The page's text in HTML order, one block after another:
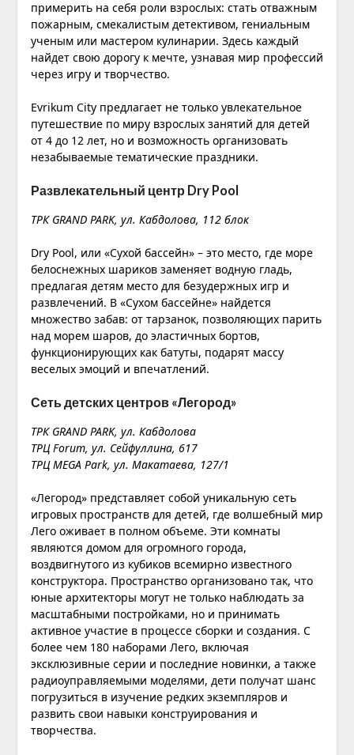
примерить на себя роли взрослых: стать отважным
пожарным, смекалистым детективом, гениальным
ученым или мастером кулинарии. Здесь каждый
найдет свою дорогу к мечте, узнавая мир профессий
через игру и творчество.
Evrikum City предлагает не только увлекательное
путешествие по миру взрослых занятий для детей
от 4 до 12 лет, но и возможность организовать
незабываемые тематические праздники.
Развлекательный центр Dry Pool
ТРК GRAND PARK, ул. ​Кабдолова, 1​12 блок
Dry Pool, или «Сухой бассейн» – это место, где море
белоснежных шариков заменяет водную гладь,
предлагая детям место для безудержных игр и
развлечений. В «Сухом бассейне» найдется
множество забав: от тарзанок, позволяющих парить
над морем шаров, до эластичных бортов,
функционирующих как батуты, подарят массу
веселых эмоций и впечатлений.
Сеть детских центров «Легород»
ТРК GRAND PARK, ул. ​Кабдолова
ТРЦ Forum, ул. Сейфуллина, 617
ТРЦ MEGA Park, ул. Макатаева, 127/1
«Легород» представляет собой уникальную сеть
игровых пространств для детей, где волшебный мир
Лего оживает в полном объеме. Эти комнаты
являются домом для огромного города,
воздвигнутого из кубиков всемирно известного
конструктора. Пространство организовано так, что
юные архитекторы могут не только наблюдать за
масштабными постройками, но и принимать
активное участие в процессе сборки и создания. С
более чем 180 наборами Лего, включая
эксклюзивные серии и последние новинки, а также
радиоуправляемыми моделями, дети получат шанс
погрузиться в изучение редких экземпляров и
развить свои навыки конструирования и
творчества.